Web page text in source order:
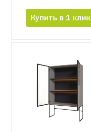
Купить в 1 клик